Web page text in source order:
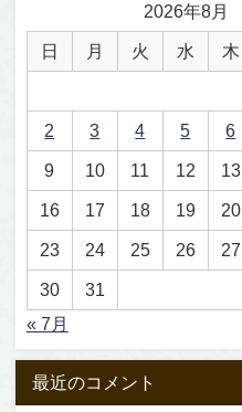
2026年8月
日 月 火 水 木
2 3 4 5 6
9 10 11 12 13
16 17 18 19 20
23 24 25 26 27
30
31
« 7月
最近のコメント